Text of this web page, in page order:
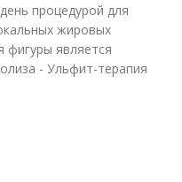
процедурой для
жировых
фигуры является
- Ульфит-терапия